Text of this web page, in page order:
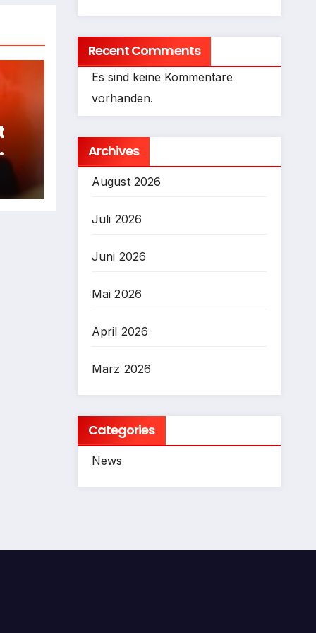
Recent Comments
Es sind keine Kommentare
vorhanden.
Archives
August 2026
Juli 2026
Juni 2026
Mai 2026
April 2026
März 2026
Categories
News